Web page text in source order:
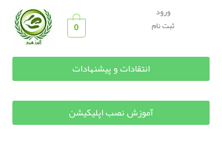
ورود
ثبت نام
0
انتقادات و پیشنهادات
آموزش نصب اپلیکیشن